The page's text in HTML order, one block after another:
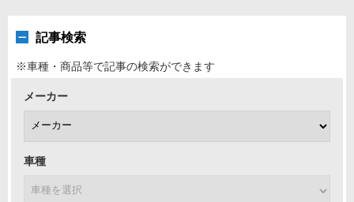
記事検索
※車種・商品等で記事の検索ができます
メーカー
車種